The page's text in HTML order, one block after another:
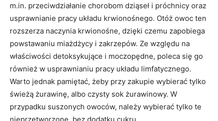
m.in. przeciwdziałanie chorobom dziąseł i próchnicy oraz
usprawnianie pracy układu krwionośnego. Otóż owoc ten
rozszerza naczynia krwionośne, dzięki czemu zapobiega
powstawaniu miażdżycy i zakrzepów. Ze względu na
właściwości detoksykujące i moczopędne, poleca się go
również w usprawnianiu pracy układu limfatycznego.
Warto jednak pamiętać, żeby przy zakupie wybierać tylko
świeżą żurawinę, albo czysty sok żurawinowy. W
przypadku suszonych owoców, należy wybierać tylko te
nieprzetworzone, bez dodatku cukru.